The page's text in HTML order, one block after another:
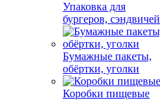
Упаковка для
бургеров, сэндвичей
Бумажные пакеты,
обёртки, уголки
Коробки пищевые